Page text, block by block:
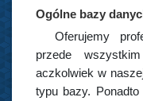
Ogólne bazy
Oferujemy
przede
aczkolwiek w
typu bazy.